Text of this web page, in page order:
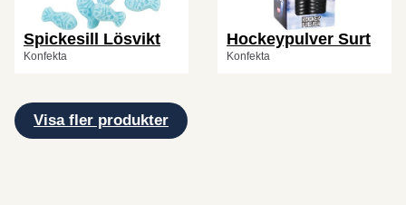
Spickesill Lösvikt
Konfekta
Hockeypulver Surt
Konfekta
Visa fler produkter